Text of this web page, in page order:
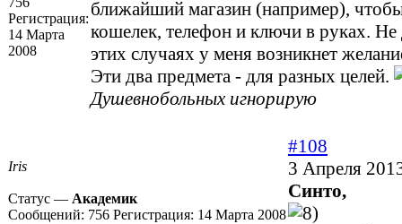
Регистрация:
14 Марта
2008
ближайший магазин (например),
кошелек, телефон и ключи в руках.
этих случаях у меня возникнет
Эти два предмета - для разных целей.
Душевнобольных игнорирую
Iris
Статус — Академик
Сообщений: 756 Регистрация: 14 Марта 2008
#108
3 Апреля
Синто,